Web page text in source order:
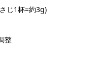
じ1杯=約3g)
整